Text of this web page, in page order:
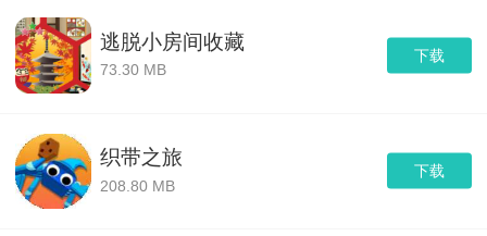
下载
逃脱小房间收藏
73.30 MB
下载
织带之旅
208.80 MB